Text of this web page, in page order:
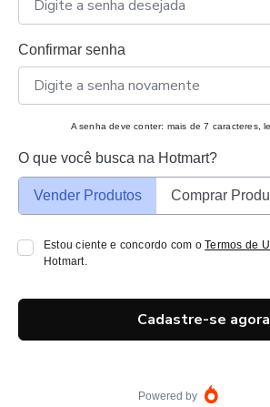
Confirmar senha
A senha deve conter: mais de 7 caracteres,
O que você busca na Hotmart?
Vender Produtos Comprar
Estou ciente e concordo com oTermos de
Hotmart.
Cadastre-se agora
Powered by